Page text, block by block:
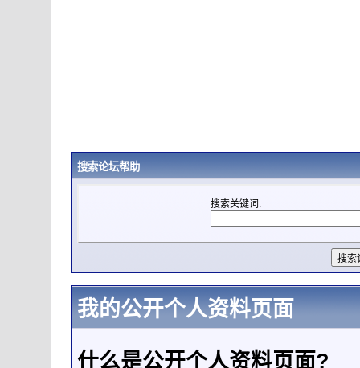
搜索论坛帮助
搜索关键词:
我的公开个人资料页面
什么是公开个人资料页面?